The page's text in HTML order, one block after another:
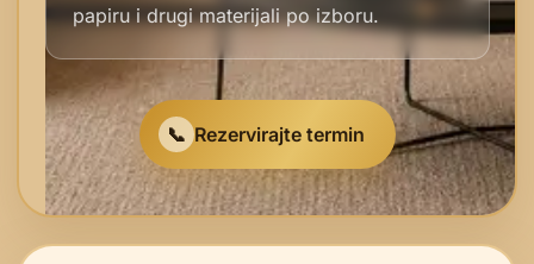
papiru i drugi materijali po izboru.
📞 Rezervirajte termin